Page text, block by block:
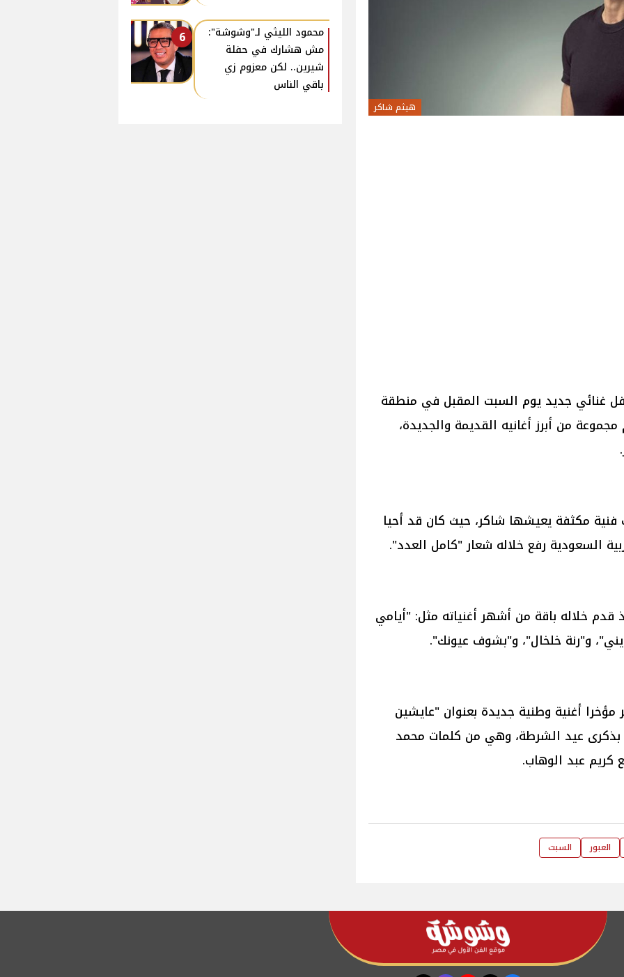
هيثم شاكر
غنائي جديد يوم السبت المقبل في منطقة
من أبرز أغانيه القديمة والجديدة،
مكثفة يعيشها شاكر، حيث كان قد أحيا
السعودية رفع خلاله شعار "كامل العدد".
قدم خلاله باقة من أشهر أغنياته مثل: "أيامي
و"رنة خلخال"، و"بشوف عيونك".
أغنية وطنية جديدة بعنوان "عايشين
بذكرى عيد الشرطة، وهي من كلمات محمد
كريم عبد الوهاب.
العبور السبت
6
محمود الليثي لـ"وشوشة":
مش هشارك في حفلة
شيرين.. لكن معزوم زي
باقي الناس